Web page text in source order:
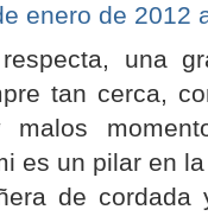
enero de 2012
una
tan cerca,
es un pilar en
de